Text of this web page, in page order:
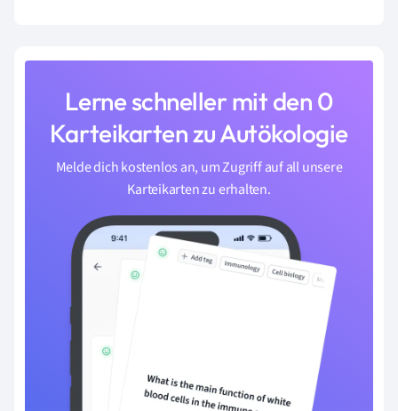
Lerne schneller mit den 0
Karteikarten zu Autökologie
Melde dich kostenlos an, um Zugriff auf all unsere
Karteikarten zu erhalten.